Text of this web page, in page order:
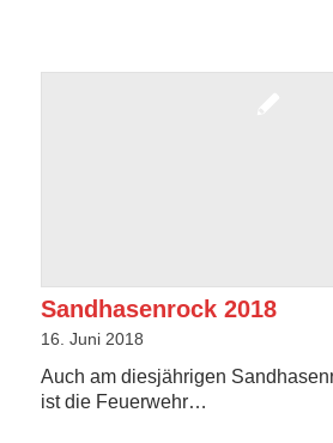
Sandhasenrock 2018
16. Juni 2018
Auch am diesjährigen
ist die Feuerwehr…